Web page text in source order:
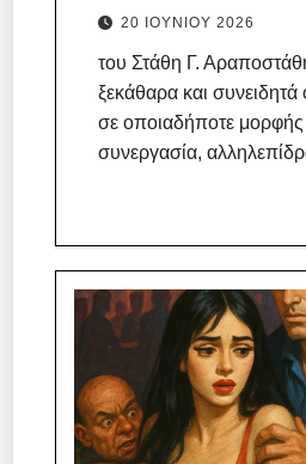
20 ΙΟΥΝΊΟΥ 2026
του Στάθη Γ.
ξεκάθαρα και συνειδητά
σε οποιαδήποτε μορφής
συνεργασία,